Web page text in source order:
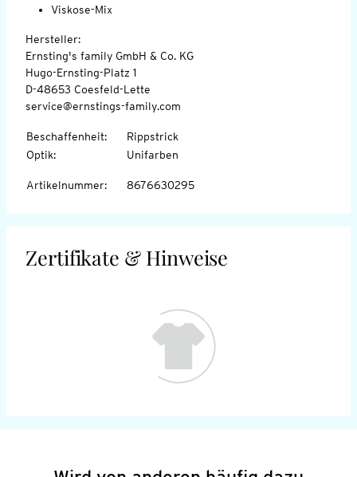
Viskose-Mix
Hersteller:
Ernsting's family GmbH & Co. KG
Hugo-Ernsting-Platz 1
D-48653 Coesfeld-Lette
service@ernstings-family.com
Beschaffenheit:
Rippstrick
Optik: Unifarben
Artikelnummer: 8676630295
Zertifikate & Hinweise